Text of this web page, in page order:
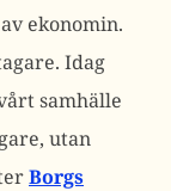
ekonomin.
Idag
samhälle
utan
Borgs